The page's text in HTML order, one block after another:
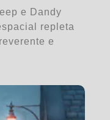
e Dandy
repleta
e